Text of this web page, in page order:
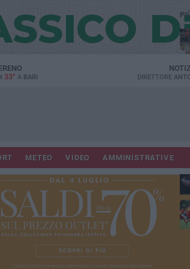
33° A BARI DIRETTORE
METEO VIDEO AMMINISTRATIVE